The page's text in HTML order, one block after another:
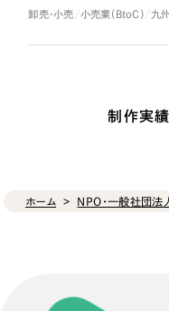
卸売・小売 小売業（BtoC） 九
制作実
ホーム NPO・一般社団法